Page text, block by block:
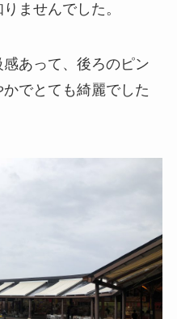
ませんでした。
感あって、後ろのピン
でとても綺麗でした